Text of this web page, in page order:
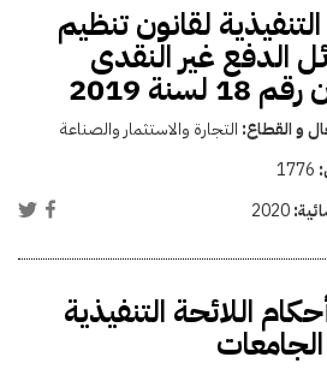
لقانون تنظيم
الدفع غير النقدى
2019
و القطاع: التجارة والاستثمار والصناعة
1776
2020
اللائحة التنفيذية